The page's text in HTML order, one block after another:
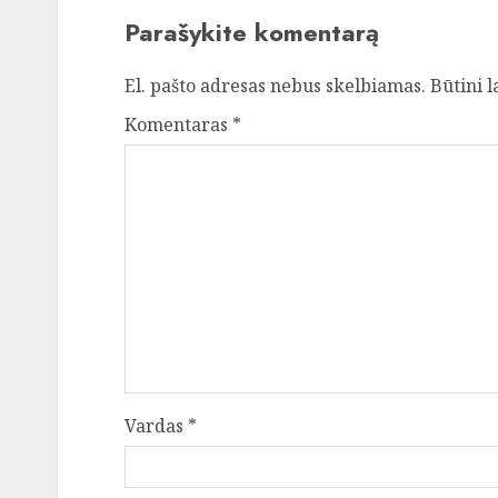
Parašykite komentarą
El. pašto adresas nebus skelbiamas. Būtini
Komentaras *
Vardas *